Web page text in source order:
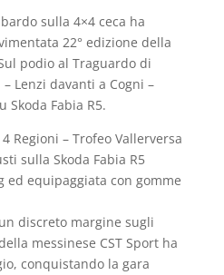
sulla 4×4 ceca ha
22° edizione della
podio al Traguardo di
Lenzi davanti a Cogni –
Fabia R5.
Regioni – Trofeo Vallerversa
sulla Skoda Fabia R5
ed equipaggiata con gomme
discreto margine sugli
messinese CST Sport ha
conquistando la gara